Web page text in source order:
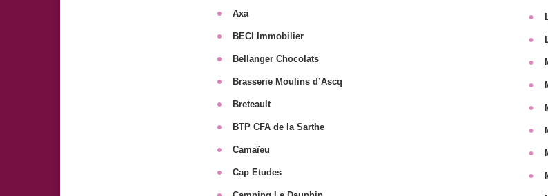
Axa
BECI Immobilier
Bellanger Chocolats
Brasserie Moulins d’Ascq
Breteault
BTP CFA de la Sarthe
Camaïeu
Cap Etudes